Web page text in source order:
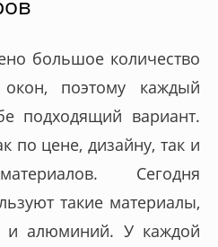
большое количество
поэтому каждый
подходящий вариант.
по цене, дизайну, так и
Сегодня
такие материалы,
и алюминий. У каждой